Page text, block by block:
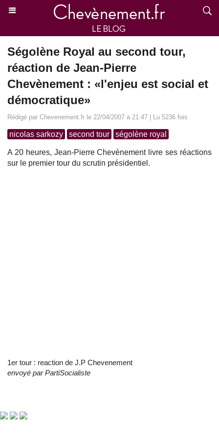
Ségolène Royal au second tour,
réaction de Jean-Pierre
Chevènement : «l'enjeu est social et
démocratique»
Rédigé par Chevenement.fr le 22/04/2007 à 21:47 | Lu 5236 fois
nicolas sarkozy second tour ségolène royal
A 20 heures, Jean-Pierre Chevènement livre ses réactions
sur le premier tour du scrutin présidentiel.
1er tour : reaction de J.P Chevenement
envoyé parPartiSocialiste